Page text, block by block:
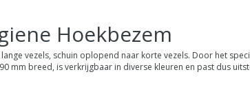
Hoekbezem
vezels, schuin oplopend naar korte vezels. Door het
mm breed, is verkrijgbaar in diverse kleuren en past dus